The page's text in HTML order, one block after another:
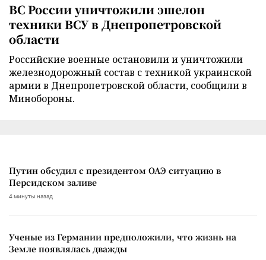
ВС России уничтожили эшелон
техники ВСУ в Днепропетровской
области
Российские военные остановили и уничтожили
железнодорожный состав с техникой украинской
армии в Днепропетровской области, сообщили в
Минобороны.
Путин обсудил с президентом ОАЭ ситуацию в
Персидском заливе
4 минуты назад
Ученые из Германии предположили, что жизнь на
Земле появлялась дважды